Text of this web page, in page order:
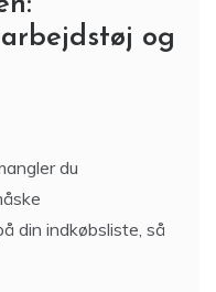
og
du
din indkøbsliste, så